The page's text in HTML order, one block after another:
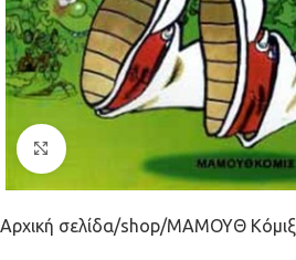
Κλικ για μεγέθυνση
Αρχική σελίδα shop ΜΑΜΟΥΘ Κόμιξ